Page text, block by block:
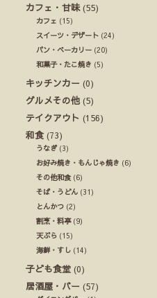
カフェ・甘味(55)
カフェ (15)
スイーツ・デザート (24)
パン・ベーカリー (20)
和菓子・たこ焼き (5)
キッチンカー (0)
グルメその他 (5)
テイクアウト (156)
和食 (73)
うなぎ(3)
お好み焼き・もんじゃ焼き (6)
その他和食(6)
そば・うどん (31)
とんかつ (2)
割烹・料亭(9)
天ぷら (15)
海鮮・すし (14)
子ども食堂 (0)
居酒屋・バー (57)